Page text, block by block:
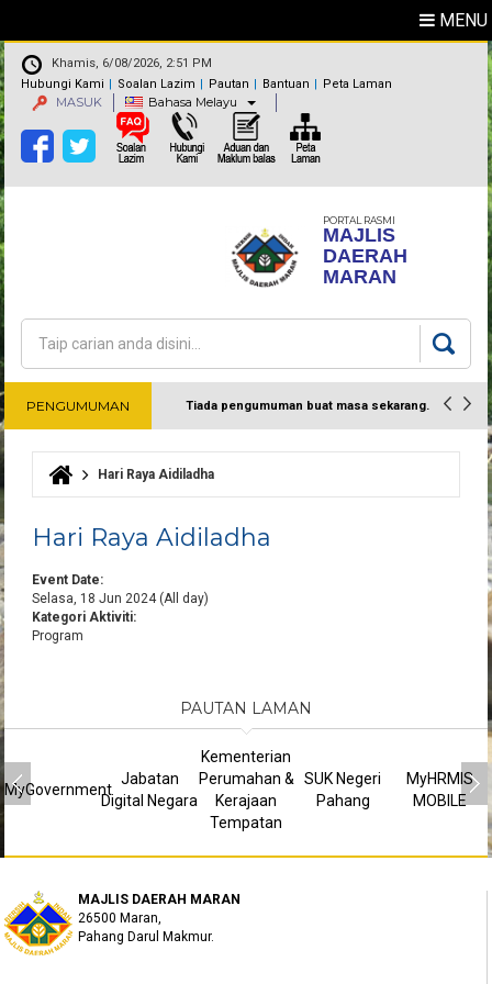
MENU
Khamis, 6/08/2026, 2:51 PM
Hubungi Kami
Soalan Lazim Pautan Bantuan Peta Laman
MASUK Bahasa Melayu
PORTAL RASMI
MAJLIS
DAERAH
MARAN
Borang carian
Carian
PENGUMUMAN Tiada pengumuman buat masa sekarang.
Harap maklum
Anda di sini
Hari Raya Aidiladha
Hari Raya Aidiladha
Event Date:
Selasa, 18 Jun 2024 (All day)
Kategori Aktiviti:
Program
PAUTAN LAMAN
MyGovernment
Jabatan
Digital Negara
Kementerian
Perumahan &
Kerajaan
Tempatan
SUK Negeri
Pahang
MyHRMIS
MOBILE
MAJLIS DAERAH MARAN
26500 Maran,
Pahang Darul Makmur.